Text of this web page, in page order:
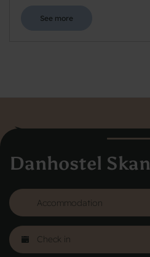
Danhostel
See more
Vodroffsvej 32
1900 Frederiksberg